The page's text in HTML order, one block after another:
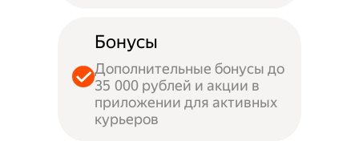
Бонусы
Дополнительные бонусы до
35 000 рублей и акции в
приложении для активных
курьеров